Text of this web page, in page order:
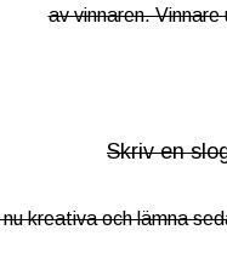
av vinnaren.
Skriv en
kreativa och lämna